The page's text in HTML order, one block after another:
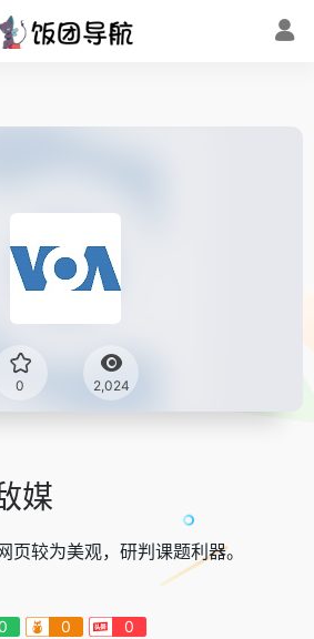
0 2,024
媒
页较为美观，研判课题利器。
0 0